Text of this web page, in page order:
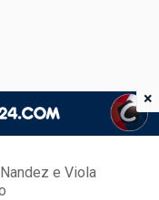
e Viola
×